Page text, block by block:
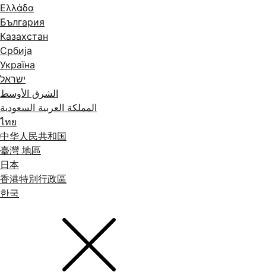
Ελλάδα
България
Казахстан
Србија
Україна
ישראל
الشرق الأوسط
المملكة العربية السعودية
ไทย
中华人民共和国
臺灣 地區
日本
香港特別行政區
한국